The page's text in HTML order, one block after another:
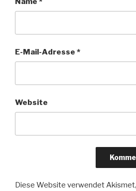
E-Mail-Adresse *
Website
Diese Website verwendet Akismet,